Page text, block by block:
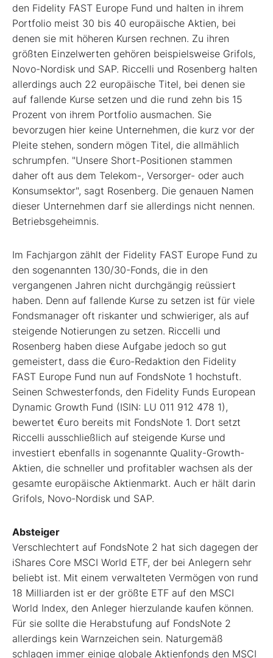
den Fidelity FAST Europe Fund und halten in ihrem
Portfolio meist 30 bis 40 europäische Aktien, bei
denen sie mit höheren Kursen rechnen. Zu ihren
größten Einzelwerten gehören beispielsweise Grifols,
Novo-Nordisk und SAP. Riccelli und Rosenberg halten
allerdings auch 22 europäische Titel, bei denen sie
auf fallende Kurse setzen und die rund zehn bis 15
Prozent von ihrem Portfolio ausmachen. Sie
bevorzugen hier keine Unternehmen, die kurz vor der
Pleite stehen, sondern mögen Titel, die allmählich
schrumpfen. "Unsere Short-Positionen stammen
daher oft aus dem Telekom-, Versorger- oder auch
Konsumsektor", sagt Rosenberg. Die genauen Namen
dieser Unternehmen darf sie allerdings nicht nennen.
Betriebsgeheimnis.
Im Fachjargon zählt der Fidelity FAST Europe Fund zu
den sogenannten 130/30-Fonds, die in den
vergangenen Jahren nicht durchgängig reüssiert
haben. Denn auf fallende Kurse zu setzen ist für viele
Fondsmanager oft riskanter und schwieriger, als auf
steigende Notierungen zu setzen. Riccelli und
Rosenberg haben diese Aufgabe jedoch so gut
gemeistert, dass die €uro-Redaktion den Fidelity
FAST Europe Fund nun auf FondsNote 1 hochstuft.
Seinen Schwesterfonds, den Fidelity Funds European
Dynamic Growth Fund (ISIN: LU 011 912 478 1),
bewertet €uro bereits mit FondsNote 1. Dort setzt
Riccelli ausschließlich auf steigende Kurse und
investiert ebenfalls in sogenannte Quality-Growth-
Aktien, die schneller und profitabler wachsen als der
gesamte europäische Aktienmarkt. Auch er hält darin
Grifols, Novo-Nordisk und SAP.
Absteiger
Verschlechtert auf FondsNote 2 hat sich ­dagegen der
iShares Core MSCI World ETF, der bei Anlegern sehr
beliebt ist. Mit einem verwalteten Vermögen von rund
18 Milliarden ist er der größte ETF auf den MSCI
World Index, den Anleger hierzulande kaufen können.
Für sie sollte die Herabstufung auf FondsNote 2
allerdings kein Warnzeichen sein. Naturgemäß
schlagen immer einige globale Aktienfonds den MSCI